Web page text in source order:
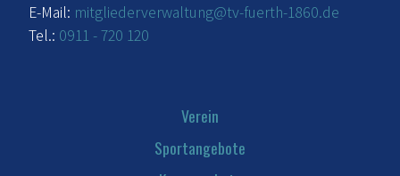
E-Mail: mitgliederverwaltung@tv-fuerth-1860.de
Tel.: 0911 - 720 120
Verein
Sportangebote